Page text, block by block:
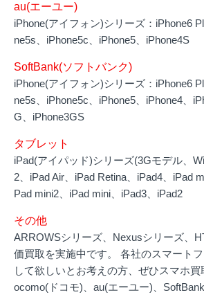
au(エーユー)
iPhone(アイフォン)シリーズ：iPhone6
ne5s、iPhone5c、iPhone5、iPhone4S
SoftBank(ソフトバンク)
iPhone(アイフォン)シリーズ：iPhone6
ne5s、iPhone5c、iPhone5、iPhone4、
G、iPhone3GS
タブレット
iPad(アイパッド)シリーズ(3Gモデル、
2、iPad Air、iPad Retina、iPad4、iPad
Pad mini2、iPad mini、iPad3、iPad2
その他
ARROWSシリーズ、Nexusシリーズ、
価買取を実施中です。 各社のスマート
して欲しいとお考えの方、ぜひスマホ
ocomo(ドコモ)、au(エーユー)、